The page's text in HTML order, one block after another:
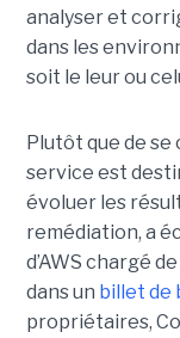
analyser et
dans les
soit le leur ou
Plutôt que de
service est
évoluer les
remédiation, a
d’AWS chargé
dans un billet de
propriétaires,